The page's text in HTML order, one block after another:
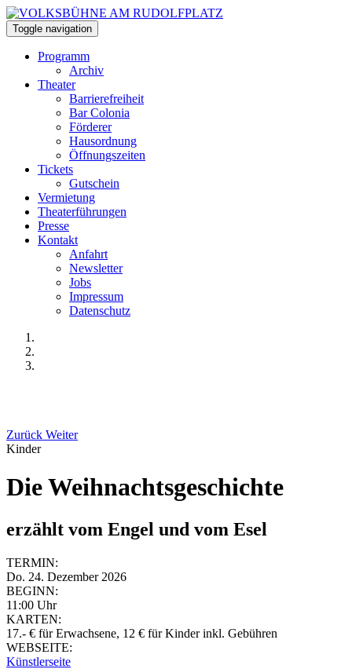
Toggle navigation
Programm
Archiv
Theater
Barrierefreiheit
Bar Colonia
Förderer
Hausordnung
Öffnungszeiten
Tickets
Gutschein
Vermietung
Theaterführungen
Presse
Kontakt
Anfahrt
Newsletter
Jobs
Impressum
Datenschutz
Zurück Weiter
Kinder
Die Weihnachtsgeschichte
erzählt vom Engel und vom Esel
TERMIN:
Do. 24. Dezember 2026
BEGINN:
11:00 Uhr
KARTEN:
17.- € für Erwachsene, 12 € für Kinder inkl. Gebühren
WEBSEITE:
Künstlerseite